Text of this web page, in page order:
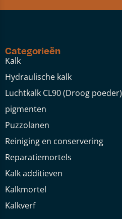
Categorieën
Kalk
Hydraulische kalk
Luchtkalk CL90 (Droog poeder)
pigmenten
Puzzolanen
Reiniging en conservering
Reparatiemortels
Kalk additieven
Kalkmortel
Kalkverf